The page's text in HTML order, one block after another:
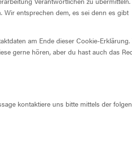
entsprechen dem, es sei denn es gibt
am Ende dieser Cookie-Erklärung.
gerne hören, aber du hast auch das
kontaktiere uns bitte mittels der